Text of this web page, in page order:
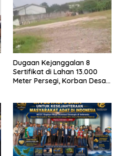
Dugaan Kejanggalan 8
Sertifikat di Lahan 13.000
Meter Persegi, Korban Desak